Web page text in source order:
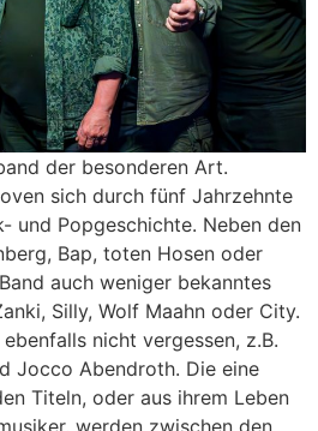
der besonderen Art.
sich durch fünf Jahrzehnte
und Popgeschichte. Neben den
Bap, toten Hosen oder
auch weniger bekanntes
Silly, Wolf Maahn oder City.
nicht vergessen, z.B.
Jocco Abendroth. Die eine
Titeln, oder aus ihrem Leben
werden zwischen den